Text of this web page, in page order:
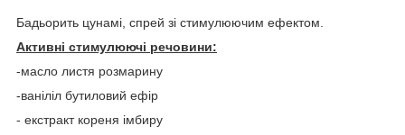
Бадьорить цунамі, спрей зі стимулюючим ефектом.
Активні стимулюючі речовини:
-масло листя розмарину
-ваніліл бутиловий ефір
- екстракт кореня імбиру